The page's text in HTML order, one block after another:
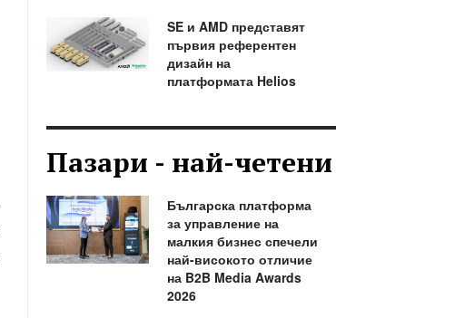
SE и AMD представят
първия референтен
дизайн на
платформата Helios
Пазари - най-четени
Българска платформа
за управление на
малкия бизнес спечели
най-високото отличие
на B2B Media Awards
2026